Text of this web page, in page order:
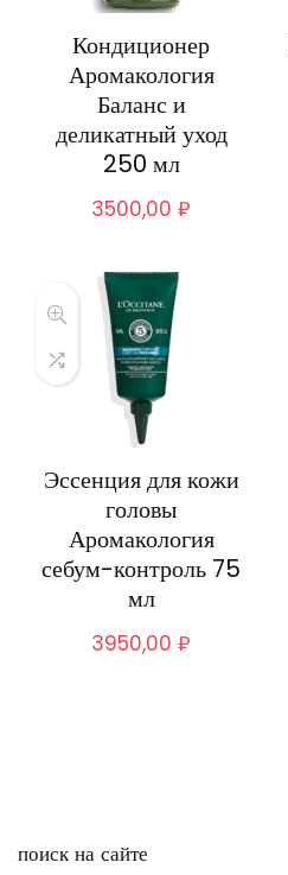
Кондиционер
Аромакология
Баланс и
деликатный уход
250 мл
3500,00₽
Эссенция для кожи
головы
Аромакология
себум-контроль 75
мл
3950,00₽
поиск на сайте